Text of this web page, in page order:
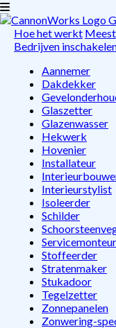
Hoe het werkt
Bedrijven
Aannemer
Dakdekker
Glaszetter
Glazenwasser
Hekwerk
Hovenier
Installateur
Interieurstylist
Isoleerder
Schilder
Servicemonteur
Stoffeerder
Stratenmaker
Stukadoor
Tegelzetter
Zonnepanelen
Zonwering-